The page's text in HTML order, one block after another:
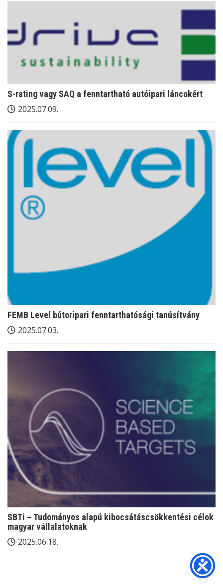
S-rating vagy SAQ a fenntartható autóipari láncokért
2025.07.09.
FEMB Level bútoripari fenntarthatósági tanúsítvány
2025.07.03.
SBTi – Tudományos alapú kibocsátáscsökkentési célok
magyar vállalatoknak
2025.06.18.